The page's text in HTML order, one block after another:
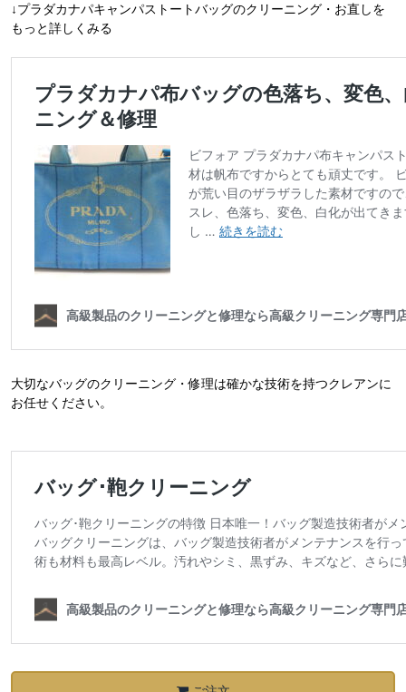
↓プラダカナパキャンパストートバッグのクリーニング・お直しを
もっと詳しくみる
大切なバッグのクリーニング・修理は確かな技術を持つクレアンに
お任せください。